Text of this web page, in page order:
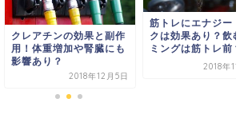
クレアチンの効果と副作
用！体重増加や腎臓にも
影響あり？
2018年12月5日
筋トレにエナジード
クは効果あり？飲む
ミングは筋トレ前？
2018年11